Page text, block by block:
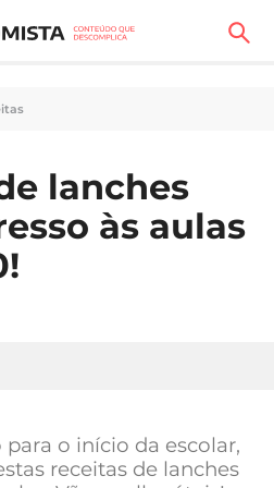
lanches
às aulas
o início da escolar,
receitas de lanches